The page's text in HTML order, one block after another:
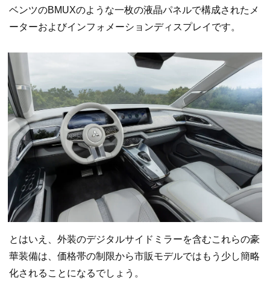
ベンツのBMUXのような一枚の液晶パネルで構成されたメ
ーターおよびインフォメーションディスプレイです。
とはいえ、外装のデジタルサイドミラーを含むこれらの豪
華装備は、価格帯の制限から市販モデルではもう少し簡略
化されることになるでしょう。